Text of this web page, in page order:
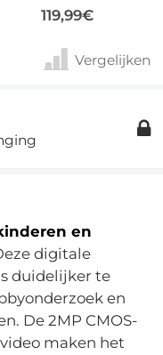
119,99€
Vergelijken
en
digitale
duidelijker te
en
De 2MP CMOS-
maken het